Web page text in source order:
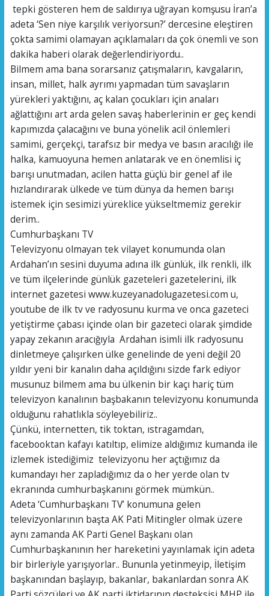
tepki gösteren hem de saldırıya uğrayan komşusu İran’a
adeta ‘Sen niye karşılık veriyorsun?’ dercesine eleştiren
çokta samimi olamayan açıklamaları da çok önemli ve son
dakika haberi olarak değerlendiriyordu..
Bilmem ama bana sorarsanız çatışmaların, kavgaların,
insan, millet, halk ayrımı yapmadan tüm savaşların
yürekleri yaktığını, aç kalan çocukları için anaları
ağlattığını art arda gelen savaş haberlerinin er geç kendi
kapımızda çalacağını ve buna yönelik acil önlemleri
samimi, gerçekçi, tarafsız bir medya ve basın aracılığı ile
halka, kamuoyuna hemen anlatarak ve en önemlisi iç
barışı unutmadan, acilen hatta güçlü bir genel af ile
hızlandırarak ülkede ve tüm dünya da hemen barışı
istemek için sesimizi yüreklice yükseltmemiz gerekir
derim..
Cumhurbaşkanı TV
Televizyonu olmayan tek vilayet konumunda olan
Ardahan’ın sesini duyuma adına ilk günlük, ilk renkli, ilk
ve tüm ilçelerinde günlük gazeteleri gazetelerini, ilk
internet gazetesi www.kuzeyanadolugazetesi.com u,
youtube de ilk tv ve radyosunu kurma ve onca gazeteci
yetiştirme çabası içinde olan bir gazeteci olarak şimdide
yapay zekanın aracığıyla Ardahan isimli ilk radyosunu
dinletmeye çalışırken ülke genelinde de yeni değil 20
yıldır yeni bir kanalın daha açıldığını sizde fark ediyor
musunuz bilmem ama bu ülkenin bir kaçı hariç tüm
televizyon kanalının başbakanın televizyonu konumunda
olduğunu rahatlıkla söyleyebiliriz..
Çünkü, internetten, tik toktan, ıstragamdan,
facebooktan kafayı katıltıp, elimize aldığımız kumanda ile
izlemek istediğimiz televizyonu her açtığımız da
kumandayı her zapladığımız da o her yerde olan tv
ekranında cumhurbaşkanını görmek mümkün..
Adeta ‘Cumhurbaşkanı TV’ konumuna gelen
televizyonlarının başta AK Pati Mitingler olmak üzere
aynı zamanda AK Parti Genel Başkanı olan
Cumhurbaşkanının her hareketini yayınlamak için adeta
bir birleriyle yarışıyorlar.. Bununla yetinmeyip, İletişim
başkanından başlayıp, bakanlar, bakanlardan sonra AK